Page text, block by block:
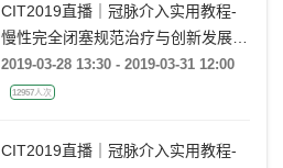
CIT2019直播｜冠脉介入实用教程-
慢性完全闭塞规范治疗与创新发展
(三层311B)
2019-03-28 13:30 - 2019-03-31 12:00
12957人次
CIT2019直播｜冠脉介入实用教程-